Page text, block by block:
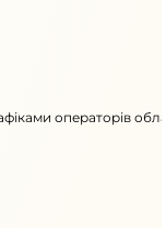
операторів